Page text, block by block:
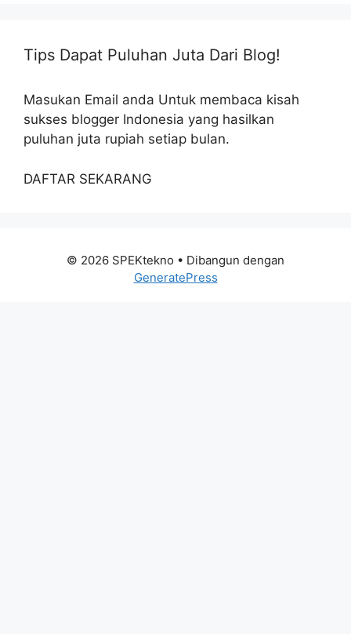
Tips Dapat Puluhan Juta Dari Blog!
Masukan Email anda Untuk membaca kisah
sukses blogger Indonesia yang hasilkan
puluhan juta rupiah setiap bulan.
DAFTAR SEKARANG
© 2026 SPEKtekno • Dibangun dengan
GeneratePress